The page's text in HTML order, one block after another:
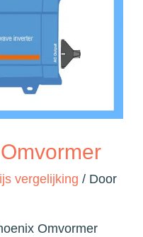
vergelijking / Door
Omvormer